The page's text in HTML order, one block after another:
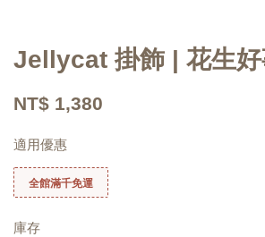
Jellycat 掛飾 | 花生
NT$ 1,380
適用優惠
全館滿千免運
庫存